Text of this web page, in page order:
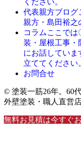
代表親方ブログ
親方・島田裕之
コラム ここでは
装・屋根工事・
にお話してい
立ててください。
お問合せ
© 塗装一筋26年。60
外壁塗装・職人直営
無料お見積は今すぐお